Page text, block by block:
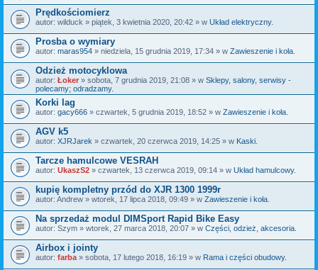
Prędkościomierz
autor: wilduck » piątek, 3 kwietnia 2020, 20:42 » w Układ elektryczny.
Prosba o wymiary
autor: maras954 » niedziela, 15 grudnia 2019, 17:34 » w Zawieszenie i koła.
Odzież motocyklowa
autor: Łoker » sobota, 7 grudnia 2019, 21:08 » w Sklepy, salony, serwisy -
polecamy; odradzamy.
Korki lag
autor: gacy666 » czwartek, 5 grudnia 2019, 18:52 » w Zawieszenie i koła.
AGV k5
autor: XJRJarek » czwartek, 20 czerwca 2019, 14:25 » w Kaski.
Tarcze hamulcowe VESRAH
autor: UkaszS2 » czwartek, 13 czerwca 2019, 09:14 » w Układ hamulcowy.
kupię kompletny przód do XJR 1300 1999r
autor: Andrew » wtorek, 17 lipca 2018, 09:49 » w Zawieszenie i koła.
Na sprzedaż modul DIMSport Rapid Bike Easy
autor: Szym » wtorek, 27 marca 2018, 20:07 » w Części, odzież, akcesoria.
Airbox i jointy
autor: farba » sobota, 17 lutego 2018, 16:19 » w Rama i części obudowy.